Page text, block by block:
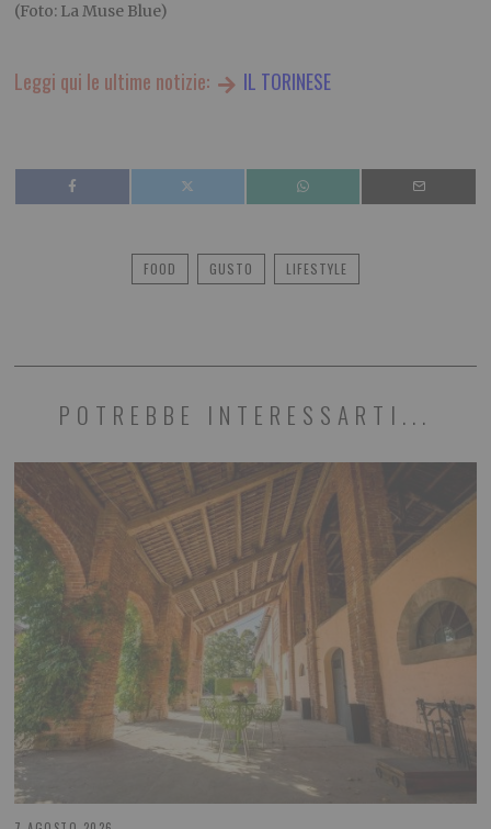
(Foto: La Muse Blue)
Leggi qui le ultime notizie: IL TORINESE
FOOD GUSTO LIFESTYLE
POTREBBE INTERESSARTI...